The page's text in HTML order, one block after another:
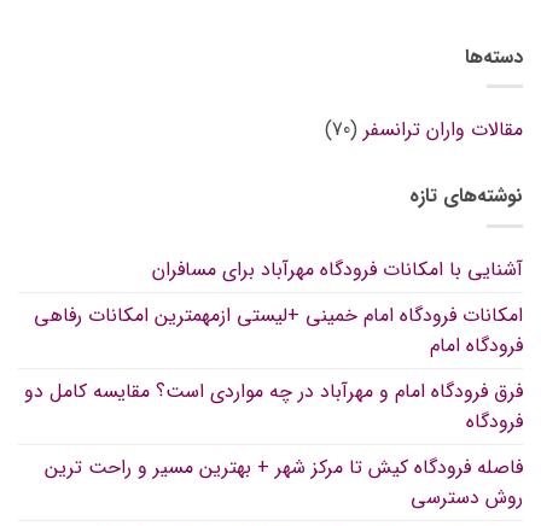
دسته‌ها
مقالات واران ترانسفر (70)
نوشته‌های تازه
آشنایی با امکانات فرودگاه مهرآباد برای مسافران
امکانات فرودگاه امام خمینی +لیستی ازمهمترین امکانات رفاهی
فرودگاه امام
فرق فرودگاه امام و مهرآباد در چه مواردی است؟ مقایسه کامل دو
فرودگاه
فاصله فرودگاه کیش تا مرکز شهر + بهترین مسیر و راحت ترین
روش دسترسی